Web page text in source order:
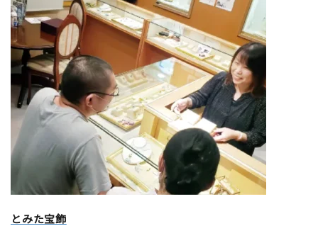
とみた宝飾